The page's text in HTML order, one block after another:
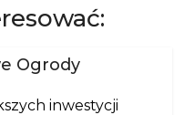
Ogrody
inwestycji